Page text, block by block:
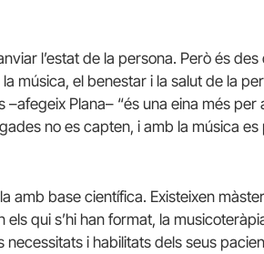
l’estat de la persona. Però és
música, el benestar i la salut de la
–afegeix Plana– “és una eina més
no es capten, i amb la música
amb base científica. Existeixen
els qui s’hi han format, la
i habilitats dels seus